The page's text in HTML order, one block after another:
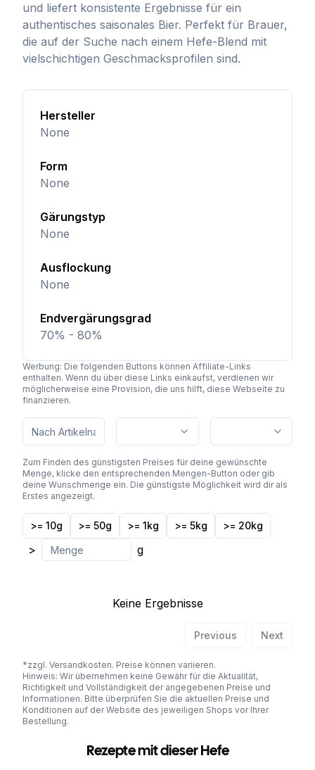
und liefert konsistente Ergebnisse für ein
authentisches saisonales Bier. Perfekt für Brauer,
die auf der Suche nach einem Hefe-Blend mit
vielschichtigen Geschmacksprofilen sind.
Hersteller
None
Form
None
Gärungstyp
None
Ausflockung
None
Endvergärungsgrad
70% - 80%
Werbung: Die folgenden Buttons können Affiliate-Links
enthalten. Wenn du über diese Links einkaufst, verdienen wir
möglicherweise eine Provision, die uns hilft, diese Webseite zu
finanzieren.
Zum Finden des günstigsten Preises für deine gewünschte
Menge, klicke den entsprechenden Mengen-Button oder gib
deine Wunschmenge ein. Die günstigste Möglichkeit wird dir als
Erstes angezeigt.
>= 10g >= 50g >= 1kg >= 5kg >= 20kg
> g
Keine Ergebnisse
Previous Next
*zzgl. Versandkosten. Preise können variieren.
Hinweis: Wir übernehmen keine Gewähr für die Aktualität,
Richtigkeit und Vollständigkeit der angegebenen Preise und
Informationen. Bitte überprüfen Sie die aktuellen Preise und
Konditionen auf der Website des jeweiligen Shops vor Ihrer
Bestellung.
Rezepte mit dieser Hefe